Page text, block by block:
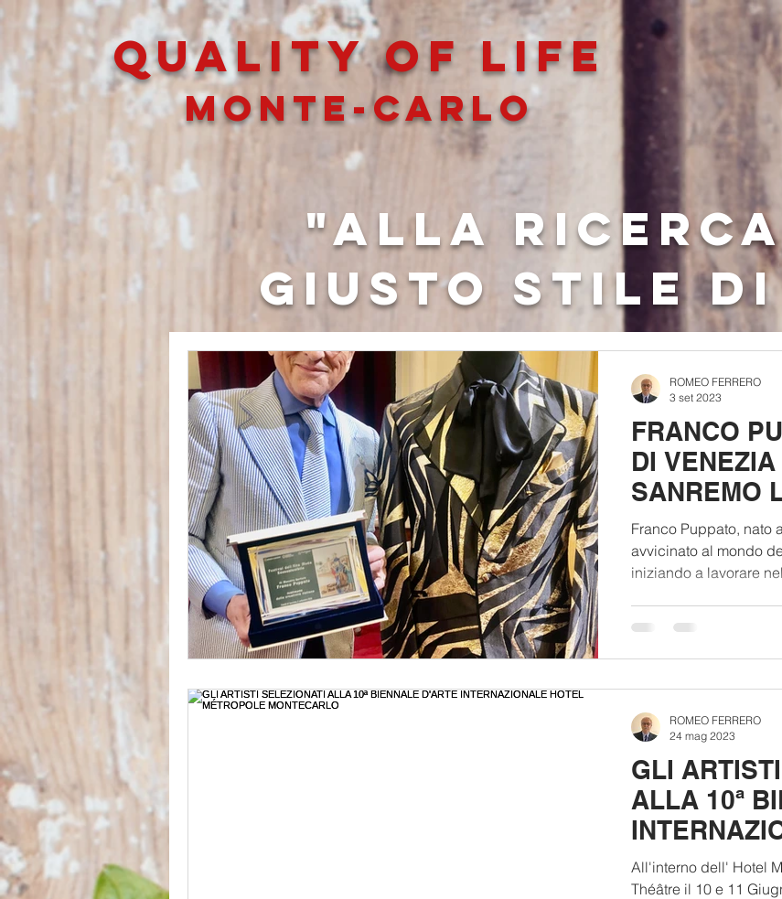
QUALITY OF LIFe
MONTE-CARLO
"Alla
giusto stile
FRANCO
DI
SANREMO
(VIDEO)
Franco Puppato, nato
avvicinato al mondo
iniziando a lavorare
ROMEO FERRERO
3 set 2023
GLI
ALLA 10ª
All'interno dell' Hotel
Théâtre il 10 e 11 Giugno 2023, con
ROMEO FERRERO
24 mag 2023